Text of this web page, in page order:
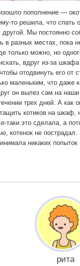
пополнение —
то решила, что спать
Мы постоянно
в разных местах,
только можно, но
вдруг из-за
отодвинуть его от
маленьким, что даже
он вылез сам на
трех дней. А как
котиков на шкаф,
таки это сделала, а
котенок не
никаких попыток
рита